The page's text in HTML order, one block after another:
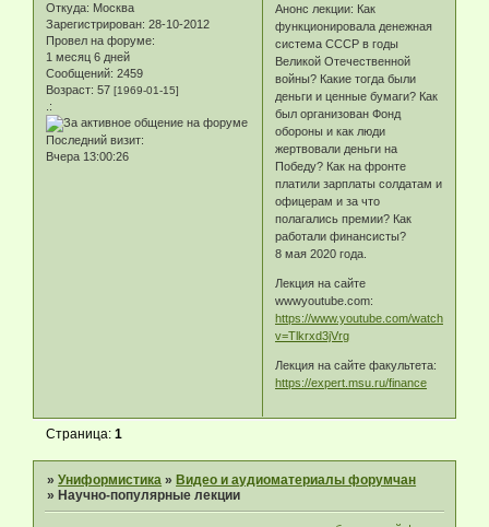
Откуда: Москва
Зарегистрирован: 28-10-2012
Провел на форуме:
1 месяц 6 дней
Сообщений: 2459
Возраст: 57 [1969-01-15]
.:
Последний визит:
Вчера 13:00:26
Анонс лекции: Как
функционировала денежная
система СССР в годы
Великой Отечественной
войны? Какие тогда были
деньги и ценные бумаги? Как
был организован Фонд
обороны и как люди
жертвовали деньги на
Победу? Как на фронте
платили зарплаты солдатам и
офицерам и за что
полагались премии? Как
работали финансисты?
8 мая 2020 года.
Лекция на сайте
wwwyoutube.com:
https://www.youtube.com/watch?
v=Tlkrxd3jVrg
Лекция на сайте факультета:
https://expert.msu.ru/finance
Страница:1
»Униформистика »Видео и аудиоматериалы форумчан
»Научно-популярные лекции